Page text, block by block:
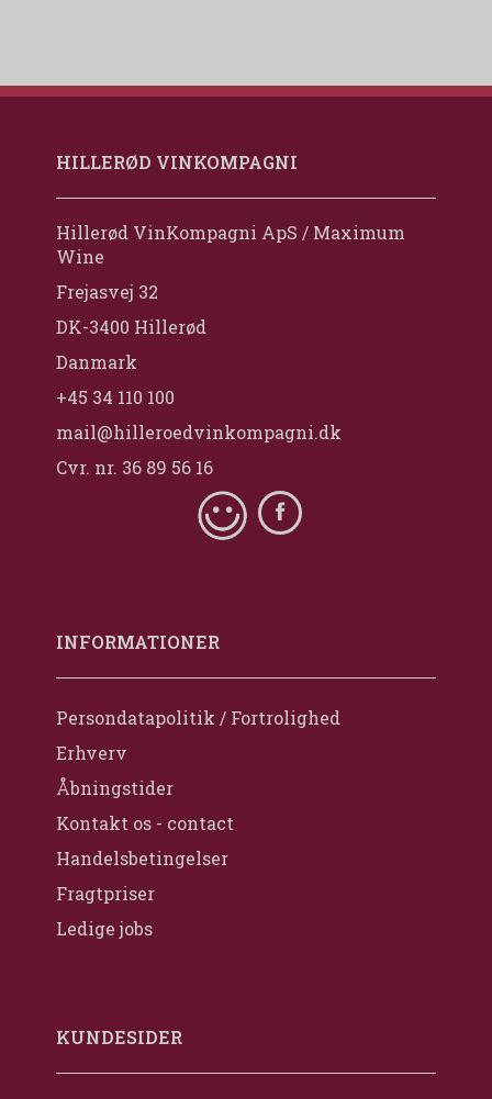
HILLERØD VINKOMPAGNI
Hillerød VinKompagni ApS / Maximum
Wine
Frejasvej 32
DK-3400 Hillerød
Danmark
+45 34 110 100
mail@hilleroedvinkompagni.dk
Cvr. nr. 36 89 56 16
INFORMATIONER
Persondatapolitik / Fortrolighed
Erhverv
Åbningstider
Kontakt os - contact
Handelsbetingelser
Fragtpriser
Ledige jobs
KUNDESIDER